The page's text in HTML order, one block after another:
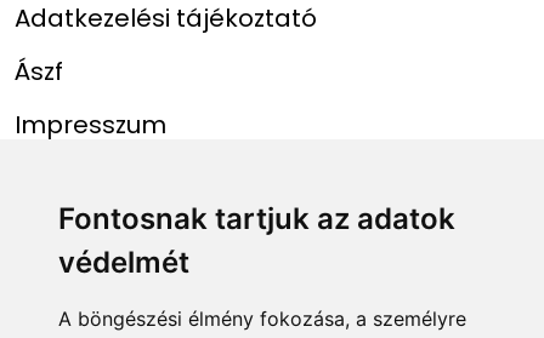
Fontosnak tartjuk az adatok
védelmét
A böngészési élmény fokozása, a személyre
Adatkezelési tájékoztató
Ászf
Impresszum
Menü
Főoldal
Rekordlista
Linkek
mohosz.hu